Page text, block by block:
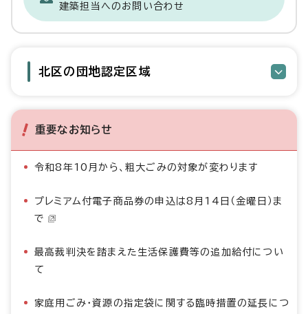
建築担当へのお問い合わせ
北区の団地認定区域
重要なお知らせ
令和8年10月から、粗大ごみの対象が変わります
プレミアム付電子商品券の申込は8月14日（金曜日）ま
で
最高裁判決を踏まえた生活保護費等の追加給付につい
て
家庭用ごみ・資源の指定袋に関する臨時措置の延長につ